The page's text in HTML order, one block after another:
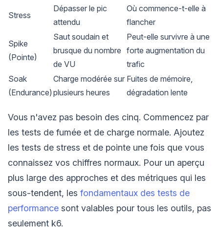
Stress
Dépasser le pic
attendu
Où commence-t-elle à
flancher
Spike
(Pointe)
Saut soudain et
brusque du nombre
de VU
Peut-elle survivre à une
forte augmentation du
trafic
Soak
(Endurance)
Charge modérée sur
plusieurs heures
Fuites de mémoire,
dégradation lente
Vous n'avez pas besoin des cinq. Commencez par
les tests de fumée et de charge normale. Ajoutez
les tests de stress et de pointe une fois que vous
connaissez vos chiffres normaux. Pour un aperçu
plus large des approches et des métriques qui les
sous-tendent, les fondamentaux des tests de
performance sont valables pour tous les outils, pas
seulement k6.